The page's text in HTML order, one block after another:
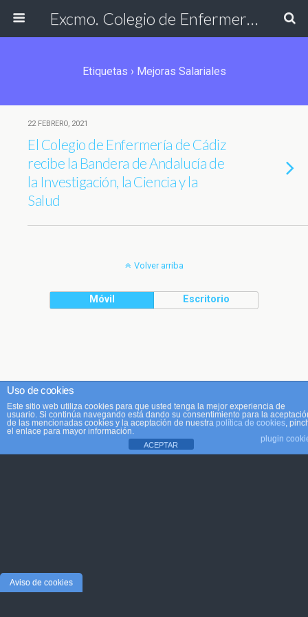
Excmo. Colegio de Enfermería de Cádiz
Etiquetas › Mejoras Salariales
22 FEBRERO, 2021
El Colegio de Enfermería de Cádiz
recibe la Bandera de Andalucía de
la Investigación, la Ciencia y la
Salud
Volver arriba
Móvil Escritorio
Uso de cookies
Este sitio web utiliza cookies para que usted tenga la mejor experiencia de
usuario. Si continúa navegando está dando su consentimiento para la
de las mencionadas cookies y la aceptación de nuestra política de cookies,
el enlace para mayor información.
plugin
ACEPTAR
Aviso de cookies